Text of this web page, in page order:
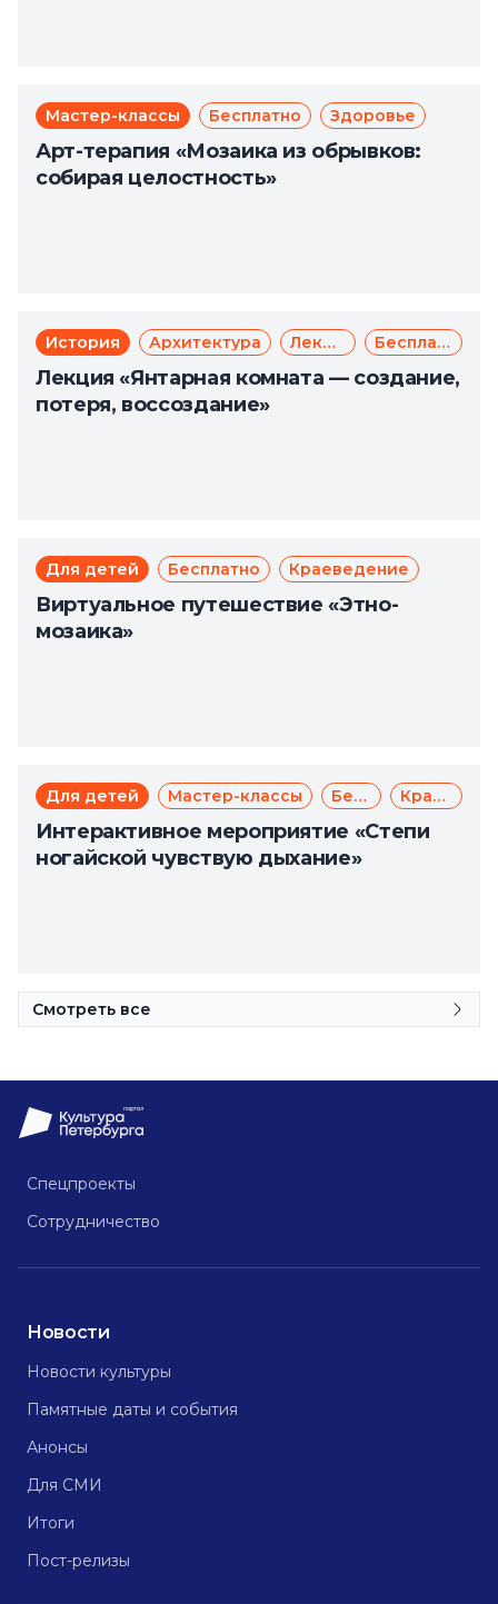
Мастер-классы Бесплатно Здоровье
Арт-терапия «Мозаика из обрывков:
собирая целостность»
История Архитектура Лекции Бесплатно
Лекция «Янтарная комната — создание,
потеря, воссоздание»
Для детей Бесплатно Краеведение
Виртуальное путешествие «Этно-
мозаика»
Для детей Мастер-классы Бесплатно Краеведение
Интерактивное мероприятие «Степи
ногайской чувствую дыхание»
Смотреть все
Спецпроекты
Сотрудничество
Новости
Новости культуры
Памятные даты и события
Анонсы
Для СМИ
Итоги
Пост-релизы